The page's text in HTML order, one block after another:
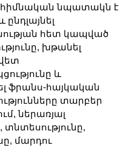
հիմնական նպատակն է
ընդլայնել
հետ կապված
խթանել
և
ֆրանս-հայկական
տարբեր
ներառյալ
տնտեսությունը,
մարդու